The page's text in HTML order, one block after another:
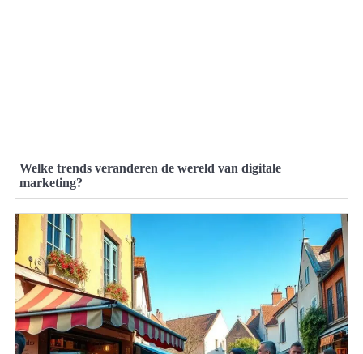
Welke trends veranderen de wereld van digitale
marketing?